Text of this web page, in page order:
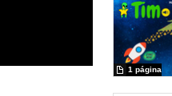
1 página